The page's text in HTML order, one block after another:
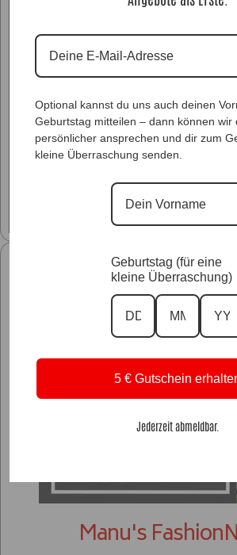
Glitzer Styles
Unsere
Unser
Manu's
Optional kannst du uns auch deinen
Geburtstag mitteilen – dann können wir
persönlicher ansprechen und dir zum
kleine Überraschung senden.
Geburtstag (für eine
kleine Überraschung)
5 € Gutschein
Jederzeit abmeldbar.